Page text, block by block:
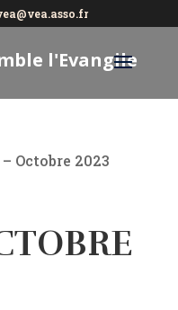
l'Evangile
– Octobre 2023